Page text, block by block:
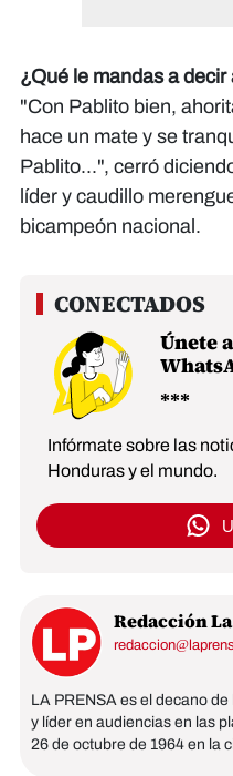
¿Qué le mandas a
"Con Pablito bien,
hace un mate y se
Pablito...", cerró
líder y caudillo
bicampeón nacional.
Únete
Infórmate sobre las
Honduras y el mundo.
Redacción
LA PRENSA es el decano
y líder en audiencias en las
26 de octubre de 1964 en la